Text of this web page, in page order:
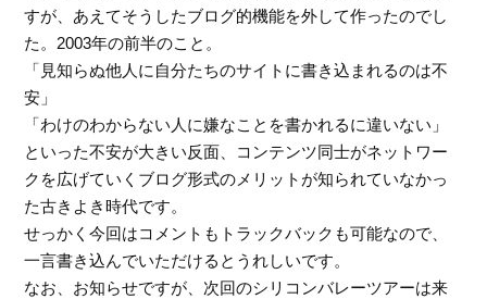
すが、あえてそうしたブログ的機能を外して作ったのでし
た。2003年の前半のこと。
「見知らぬ他人に自分たちのサイトに書き込まれるのは不
安」
「わけのわからない人に嫌なことを書かれるに違いない」
といった不安が大きい反面、コンテンツ同士がネットワー
クを広げていくブログ形式のメリットが知られていなかっ
た古きよき時代です。
せっかく今回はコメントもトラックバックも可能なので、
一言書き込んでいただけるとうれしいです。
なお、お知らせですが、次回のシリコンバレーツアーは来